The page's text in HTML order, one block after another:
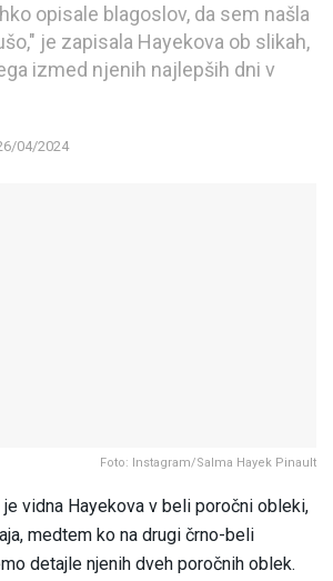
opisale blagoslov, da sem našla
je zapisala Hayekova ob slikah,
izmed njenih najlepših dni v
04/2024
Foto: Instagram/Salma Hayek Pinault
vidna Hayekova v beli poročni obleki,
medtem ko na drugi črno-beli
detajle njenih dveh poročnih oblek.